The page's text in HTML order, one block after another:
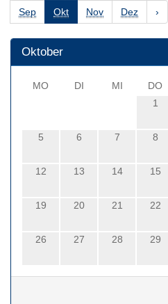
Sep Okt Nov Dez ›
Oktober
MO DI MI DO
1
5 6 7 8
12 13 14 15
19 20 21 22
26 27 28 29